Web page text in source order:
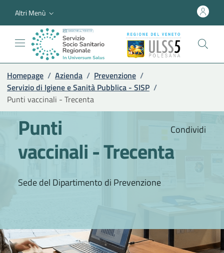
Altri Menù
Homepage / Azienda / Prevenzione /
Servizio di Igiene e Sanità Pubblica - SISP /
Punti vaccinali - Trecenta
Condividi
Punti
vaccinali - Trecenta
Sede del Dipartimento di Prevenzione